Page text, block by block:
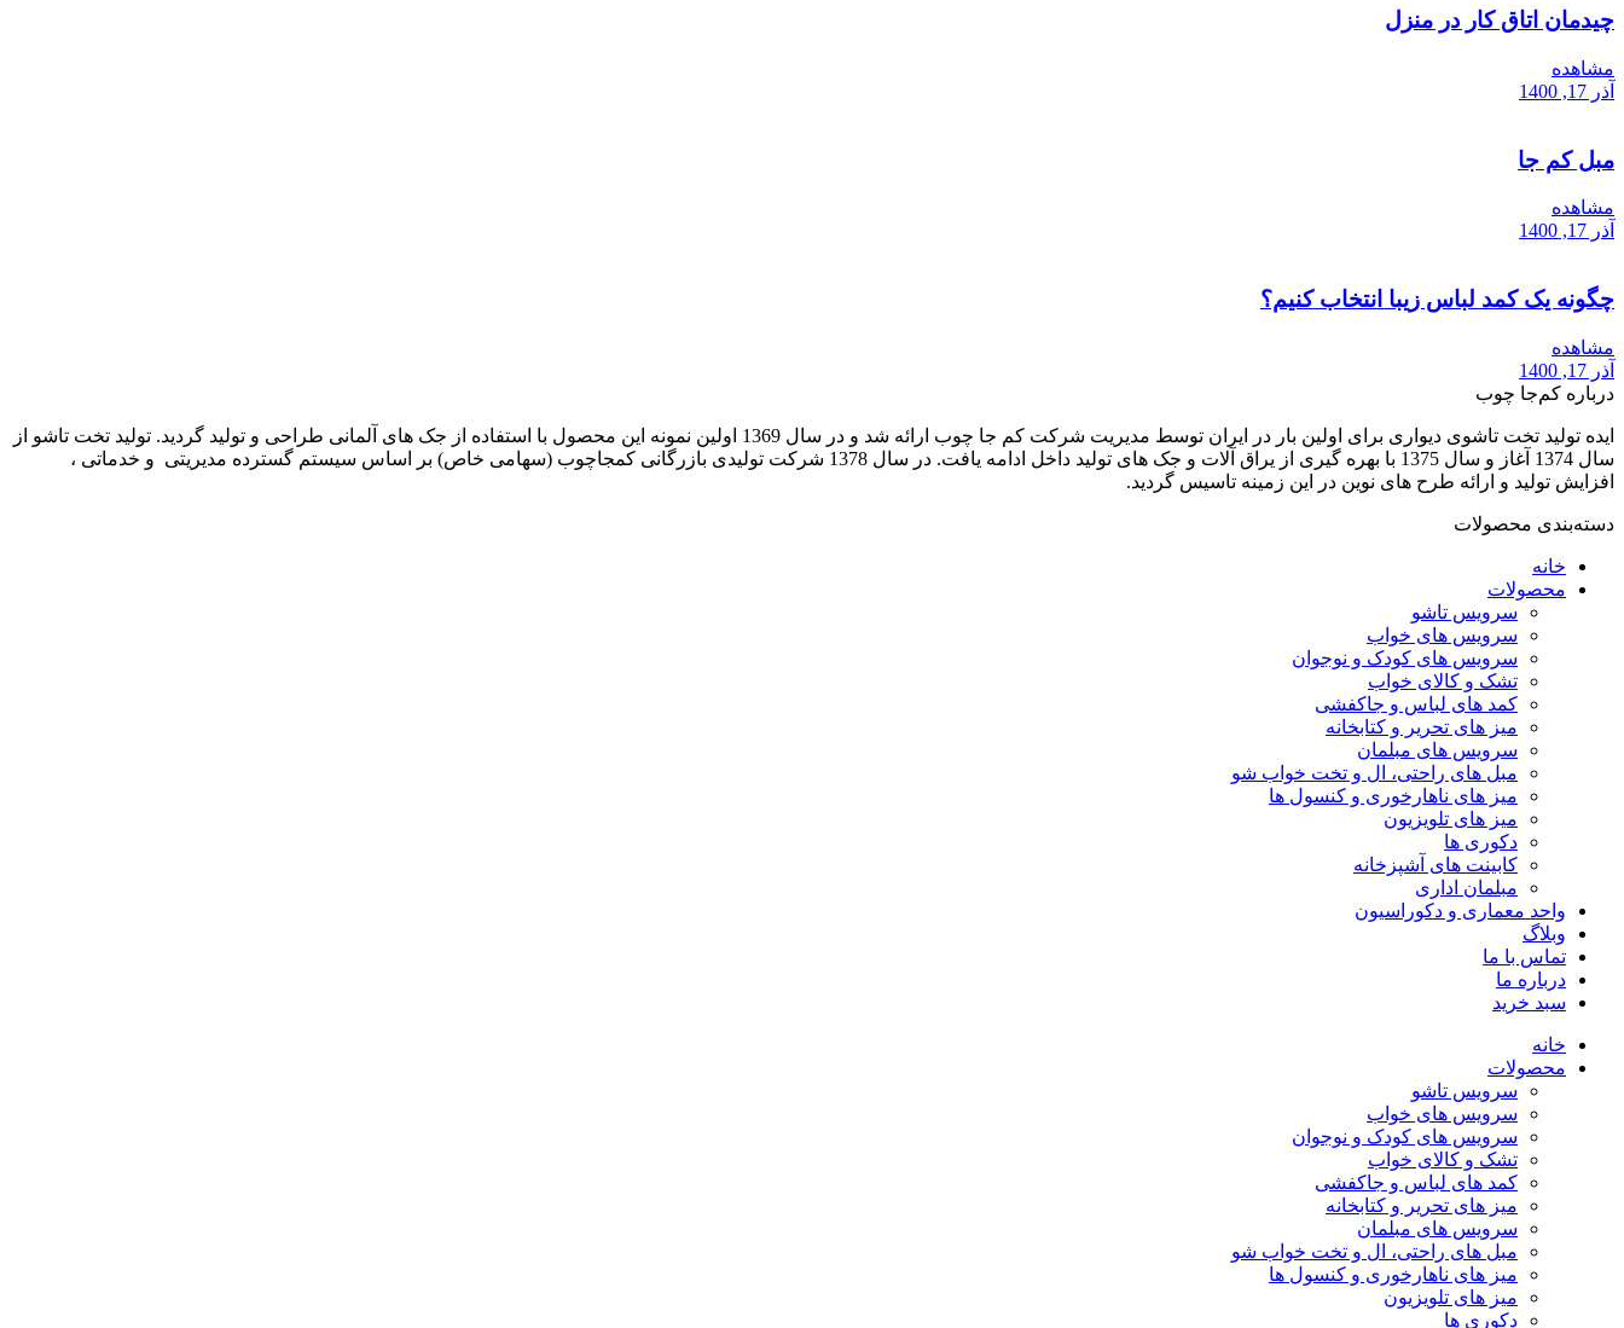
چیدمان اتاق کار در منزل
مشاهده
آذر 17, 1400
مبل کم جا
مشاهده
آذر 17, 1400
چگونه یک کمد لباس زیبا انتخاب کنیم؟
مشاهده
آذر 17, 1400
درباره کم‌جا چوب
ایده تولید تخت تاشوی دیواری برای اولین بار در ایران توسط مدیریت شرکت کم جا چوب ارائه شد و در سال 1369 اولین نمونه این محصول با استفاده از جک های آلمانی طراحی و تولید گردید. تولید تخت تاشو از
سال 1374 آغاز و سال 1375 با بهره گیری از یراق آلات و جک های تولید داخل ادامه یافت. در سال 1378 شرکت تولیدی بازرگانی کمجاچوب (سهامی خاص) بر اساس سیستم گسترده مدیریتی و خدماتی ،
افزایش تولید و ارائه طرح های نوین در این زمینه تاسیس گردید.
دسته‌بندی محصولات
خانه
محصولات
سرویس تاشو
سرویس های خواب
سرویس های کودک و نوجوان
تشک و کالای خواب
کمد های لباس و جاکفشی
میز های تحریر و کتابخانه
سرویس های مبلمان
مبل های راحتی، ال و تخت خواب شو
میز های ناهارخوری و کنسول ها
میز های تلویزیون
دکوری ها
کابینت های آشپزخانه
مبلمان اداری
واحد معماری و دکوراسیون
وبلاگ
تماس با ما
درباره ما
سبد خرید
خانه
محصولات
سرویس تاشو
سرویس های خواب
سرویس های کودک و نوجوان
تشک و کالای خواب
کمد های لباس و جاکفشی
میز های تحریر و کتابخانه
سرویس های مبلمان
مبل های راحتی، ال و تخت خواب شو
میز های ناهارخوری و کنسول ها
میز های تلویزیون
دکوری ها